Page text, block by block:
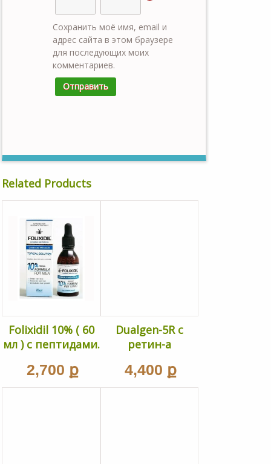
Сохранить моё имя, email и
адрес сайта в этом браузере
для последующих моих
комментариев.
Related Products
Folixidil 10% ( 60
мл ) с пептидами.
2,700 ք
Dualgen-5R c
ретин-а
4,400 ք